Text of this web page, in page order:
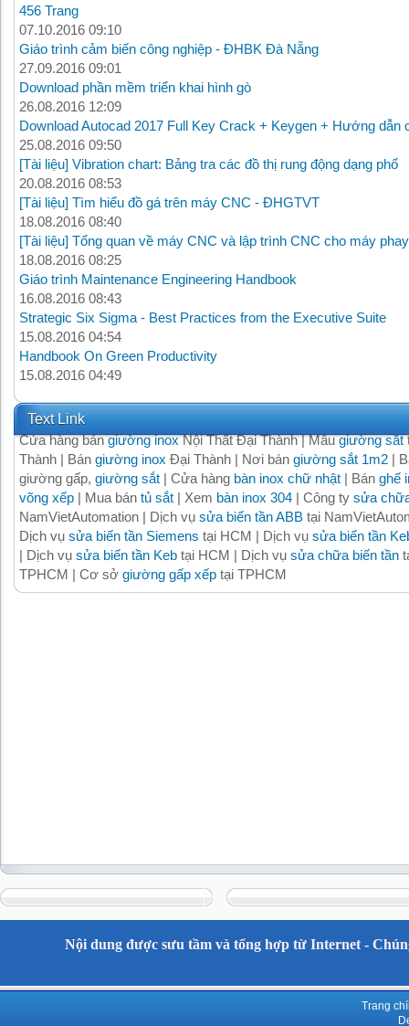
456 Trang
07.10.2016 09:10
Giáo trình cảm biến công nghiệp - ĐHBK Đà Nẵng
27.09.2016 09:01
Download phần mềm triển khai hình gò
26.08.2016 12:09
Download Autocad 2017 Full Key Crack + Keygen + Hướng dẫn
25.08.2016 09:50
[Tài liệu] Vibration chart: Bảng tra các đồ thị rung động dạng phổ
20.08.2016 08:53
[Tài liệu] Tìm hiểu đồ gá trên máy CNC - ĐHGTVT
18.08.2016 08:40
[Tài liệu] Tổng quan về máy CNC và lập trình CNC cho máy
18.08.2016 08:25
Giáo trình Maintenance Engineering Handbook
16.08.2016 08:43
Strategic Six Sigma - Best Practices from the Executive Suite
15.08.2016 04:54
Handbook On Green Productivity
15.08.2016 04:49
Text Link
Cửa hàng bángiường inoxNội Thất Đại Thành | Mẫugiường sắt
Thành | Bán giường inox Đại Thành | Nơi bán giường sắt 1m2 |
giường gấp, giường sắt | Cửa hàng bàn inox chữ nhật | Bán ghế
võng xếp | Mua bán tủ sắt | Xem bàn inox 304 | Công ty sửa
NamVietAutomation | Dịch vụ sửa biến tần ABB tại
Dịch vụ sửa biến tần Siemens tại HCM | Dịch vụ sửa biến tần
| Dịch vụ sửa biến tần Keb tại HCM | Dịch vụ sửa chữa biến tần
TPHCM | Cơ sở giường gấp xếp tại TPHCM
Nội dung được sưu tầm và tổng hợp từ Internet -
Trang